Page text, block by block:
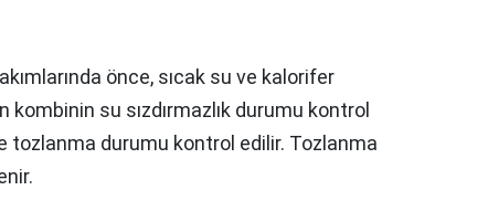
önce, sıcak su ve kalorifer
su sızdırmazlık durumu kontrol
tozlanma durumu kontrol edilir. Tozlanma